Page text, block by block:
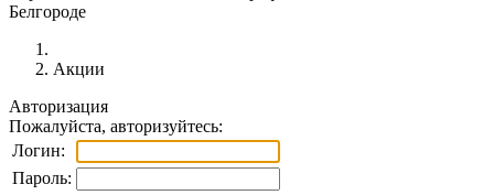
Белгороде
Акции
Авторизация
Пожалуйста, авторизуйтесь:
Логин:
Пароль: